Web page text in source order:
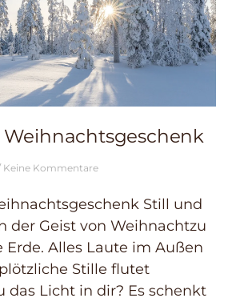
Weihnachtsgeschenk
Keine Kommentare
Still und
der Geist von Weihnachtzu
Alles Laute im Außen
Stille flutet
das Licht in dir? Es schenkt